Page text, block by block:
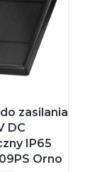
zasilania
DC
IP65
Orno